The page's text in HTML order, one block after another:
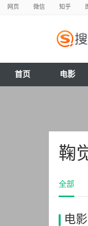
网页 微信 知乎
首页 电影
鞠
全部
电影